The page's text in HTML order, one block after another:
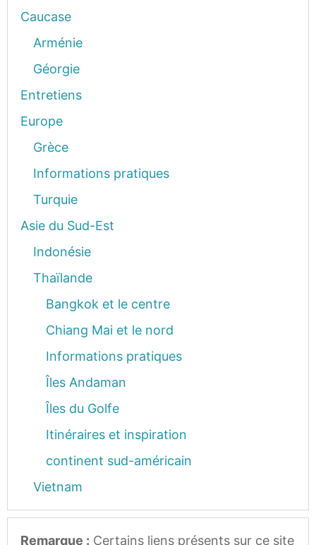
Caucase
Arménie
Géorgie
Entretiens
Europe
Grèce
Informations pratiques
Turquie
Asie du Sud-Est
Indonésie
Thaïlande
Bangkok et le centre
Chiang Mai et le nord
Informations pratiques
Îles Andaman
Îles du Golfe
Itinéraires et inspiration
continent sud-américain
Vietnam
Remarque : Certains liens présents sur ce site